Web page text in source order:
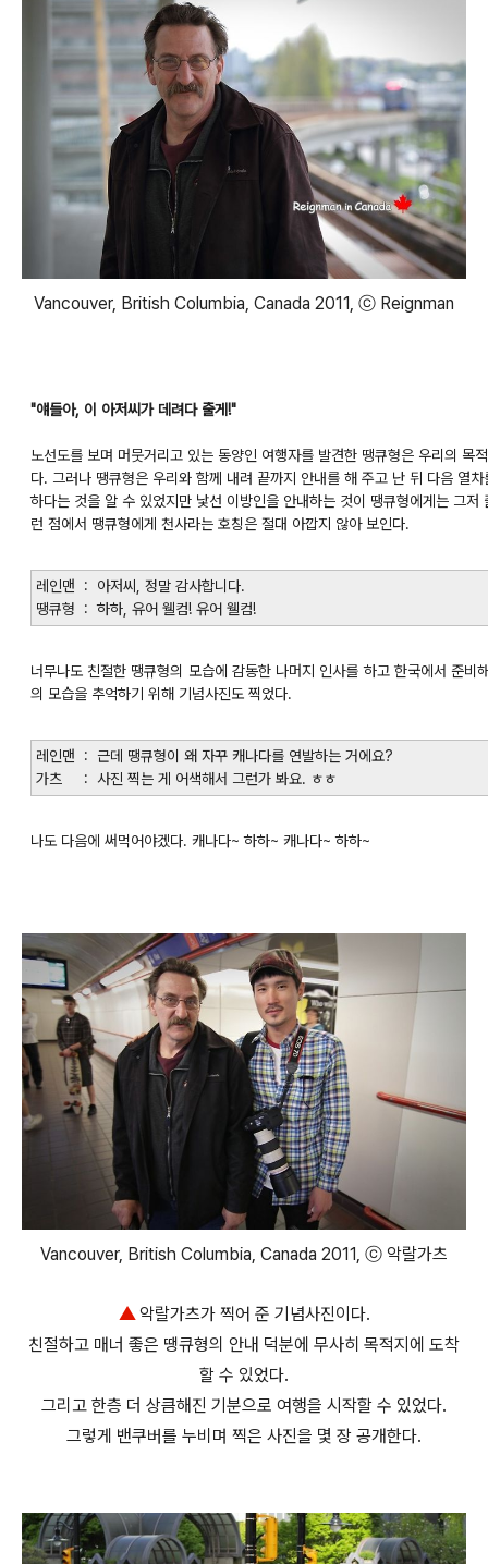
Vancouver, British Columbia, Canada 2011, ⓒ Reignman
"얘들아, 이 아저씨가 데려다 줄게!"
노선도를 보며 머뭇거리고 있는 동양인 여행자를 발견한 땡큐형은 우리의 목
다. 그러나 땡큐형은 우리와 함께 내려 끝까지 안내를 해 주고 난 뒤 다음 열
하다는 것을 알 수 있었지만 낯선 이방인을 안내하는 것이 땡큐형에게는 그
런 점에서 땡큐형에게 천사라는 호칭은 절대 아깝지 않아 보인다.
레인맨 : 아저씨, 정말 감사합니다.
땡큐형 : 하하, 유어 웰컴! 유어 웰컴!
너무나도 친절한 땡큐형의 모습에 감동한 나머지 인사를 하고 한국에서 준
의 모습을 추억하기 위해 기념사진도 찍었다.
레인맨 : 근데 땡큐형이 왜 자꾸 캐나다를 연발하는 거에요?
가츠 : 사진 찍는 게 어색해서 그런가 봐요. ㅎㅎ
나도 다음에 써먹어야겠다. 캐나다~ 하하~ 캐나다~ 하하~
Vancouver, British Columbia, Canada 2011, ⓒ 악랄가츠
▲악랄가츠가 찍어 준 기념사진이다.
친절하고 매너 좋은 땡큐형의 안내 덕분에 무사히 목적지에 도착
할 수 있었다.
그리고 한층 더 상큼해진 기분으로 여행을 시작할 수 있었다.
그렇게 밴쿠버를 누비며 찍은 사진을 몇 장 공개한다.